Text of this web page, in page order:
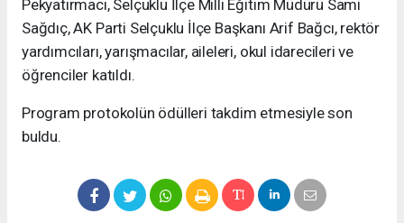
Pekyatırmacı, Selçuklu İlçe Milli Eğitim Müdürü Sami
Sağdıç, AK Parti Selçuklu İlçe Başkanı Arif Bağcı, rektör
yardımcıları, yarışmacılar, aileleri, okul idarecileri ve
öğrenciler katıldı.
Program protokolün ödülleri takdim etmesiyle son
buldu.